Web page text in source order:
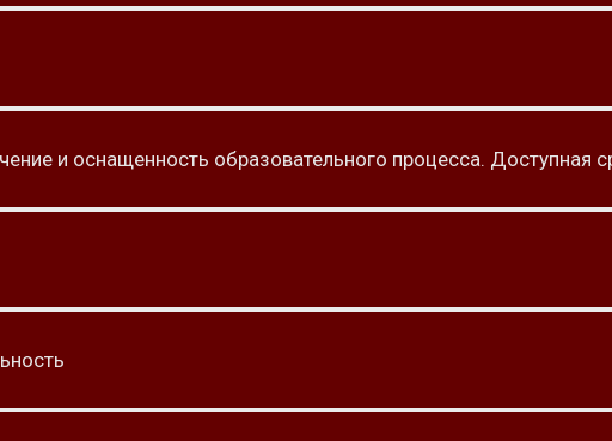
и оснащенность образовательного процесса. Доступная